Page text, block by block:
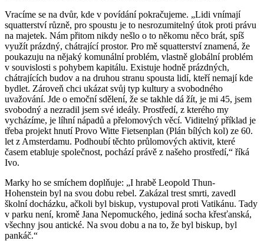
Vracíme se na dvůr, kde v povídání pokračujeme. „Lidi vnímají
squatterství různě, pro spoustu je to nesrozumitelný útok proti právu
na majetek. Nám přitom nikdy nešlo o to někomu něco brát, spíš
využít prázdný, chátrající prostor. Pro mě squatterství znamená, že
poukazuju na nějaký komunální problém, vlastně globální problém
v souvislosti s pohybem kapitálu. Existuje hodně prázdných,
chátrajících budov a na druhou stranu spousta lidí, kteří nemají kde
bydlet. Zároveň chci ukázat svůj typ kultury a svobodného
uvažování. Jde o emoční sdělení, že se takhle dá žít, je mi 45, jsem
svobodný a nezradil jsem své ideály. Prostředí, z kterého my
vycházíme, je líhní nápadů a přelomových věcí. Viditelný příklad je
třeba projekt hnutí Provo Witte Fietsenplan (Plán bílých kol) ze 60.
let z Amsterdamu. Podhoubí těchto průlomových aktivit, které
časem etabluje společnost, pochází právě z našeho prostředí,“ říká
Ivo.
Marky ho se smíchem doplňuje: „I hrabě Leopold Thun-
Hohenstein byl na svou dobu rebel. Zakázal trest smrti, zavedl
školní docházku, ačkoli byl biskup, vystupoval proti Vatikánu. Tady
v parku není, kromě Jana Nepomuckého, jediná socha křesťanská,
všechny jsou antické. Na svou dobu a na to, že byl biskup, byl
pankáč.“